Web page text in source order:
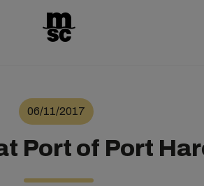
06/11/2017
Port of Port